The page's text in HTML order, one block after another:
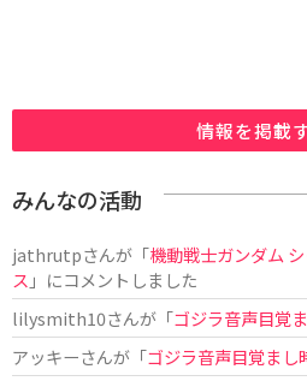
情報を掲載
みんなの活動
jathrutpさんが「機動戦士ガンダム
ス 」にコメントしました
lilysmith10さんが「ゴジラ音声目覚
アッキーさんが「ゴジラ音声目覚まし